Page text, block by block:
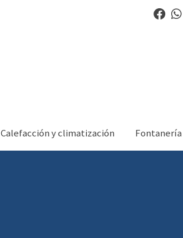
Calefacción y climatización Fontanería